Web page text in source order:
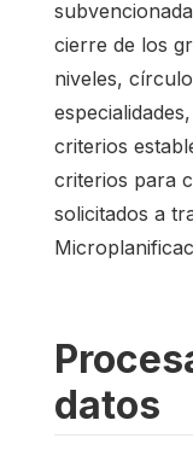
cierre de los
niveles,
criterios
criterios para
solicitados a
datos